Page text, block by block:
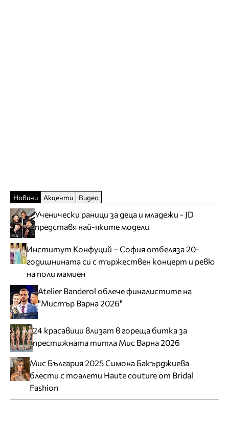
Новини Акценти Видео
Ученически раници за деца и младежи - JD
представя най-яките модели
Институт Конфуций – София отбеляза 20-
годишнината си с тържествен концерт и ревю
на поли мамиен
Atelier Banderol облече финалистите на
"Мистър Варна 2026"
24 красавици влизат в гореща битка за
престижната титла Мис Варна 2026
Мис България 2025 Симона Бакърджиева
блести с тоалети Haute couture от Bridal
Fashion